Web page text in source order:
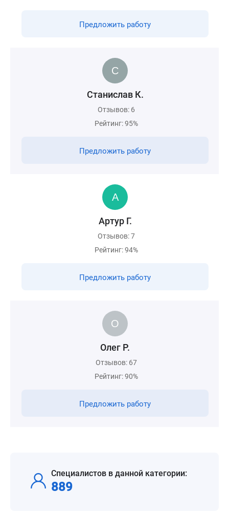
Предложить работу
Станислав К.
Отзывов: 6
Рейтинг: 95%
Предложить работу
Артур Г.
Отзывов: 7
Рейтинг: 94%
Предложить работу
Олег Р.
Отзывов: 67
Рейтинг: 90%
Предложить работу
Специалистов в данной категории:
889